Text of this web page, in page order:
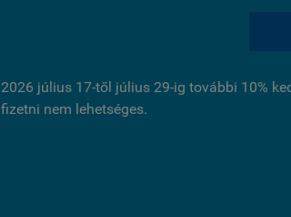
2026 július 17-től július 29-ig további 10%
fizetni nem lehetséges.